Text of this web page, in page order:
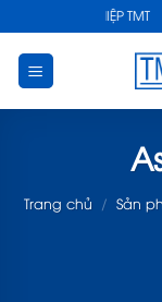
to
content
CÔNG NGHIỆP TMT
Trang chủ / Sản